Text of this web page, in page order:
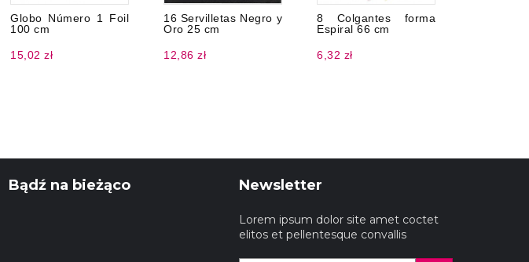
Globo Número 1 Foil
100 cm
15,02 zł
16 Servilletas Negro y
Oro 25 cm
12,86 zł
8 Colgantes forma
Espiral 66 cm
6,32 zł
Bądź na bieżąco Newsletter
Lorem ipsum dolor site amet coctet
elitos et pellentesque convallis